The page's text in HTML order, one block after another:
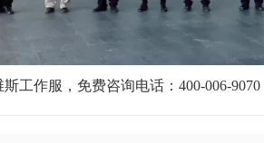
工作服，免费咨询电话：400-006-9070